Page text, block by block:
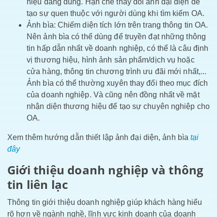
hiệu đang dùng. Hạn chế thay đổi ảnh đại diện để
tạo sự quen thuộc với người dùng khi tìm kiếm OA.
Ảnh bìa: Chiếm diện tích lớn trên trang thông tin OA.
Nên ảnh bìa có thể dùng để truyền đạt những thông
tin hấp dẫn nhất về doanh nghiệp, có thể là câu định
vị thương hiệu, hình ảnh sản phẩm/dịch vụ hoặc
cửa hàng, thông tin chương trình ưu đãi mới nhất,...
Ảnh bìa có thể thường xuyên thay đổi theo mục đích
của doanh nghiệp. Và cũng nên đồng nhất về mặt
nhận diện thương hiệu để tạo sự chuyên nghiệp cho
OA.
Xem thêm hướng dẫn thiết lập ảnh đại diện, ảnh bìa tại
đây
Giới thiệu doanh nghiệp và thông
tin liên lạc
Thông tin giới thiệu doanh nghiệp giúp khách hàng hiểu
rõ hơn về ngành nghề, lĩnh vực kinh doanh của doanh